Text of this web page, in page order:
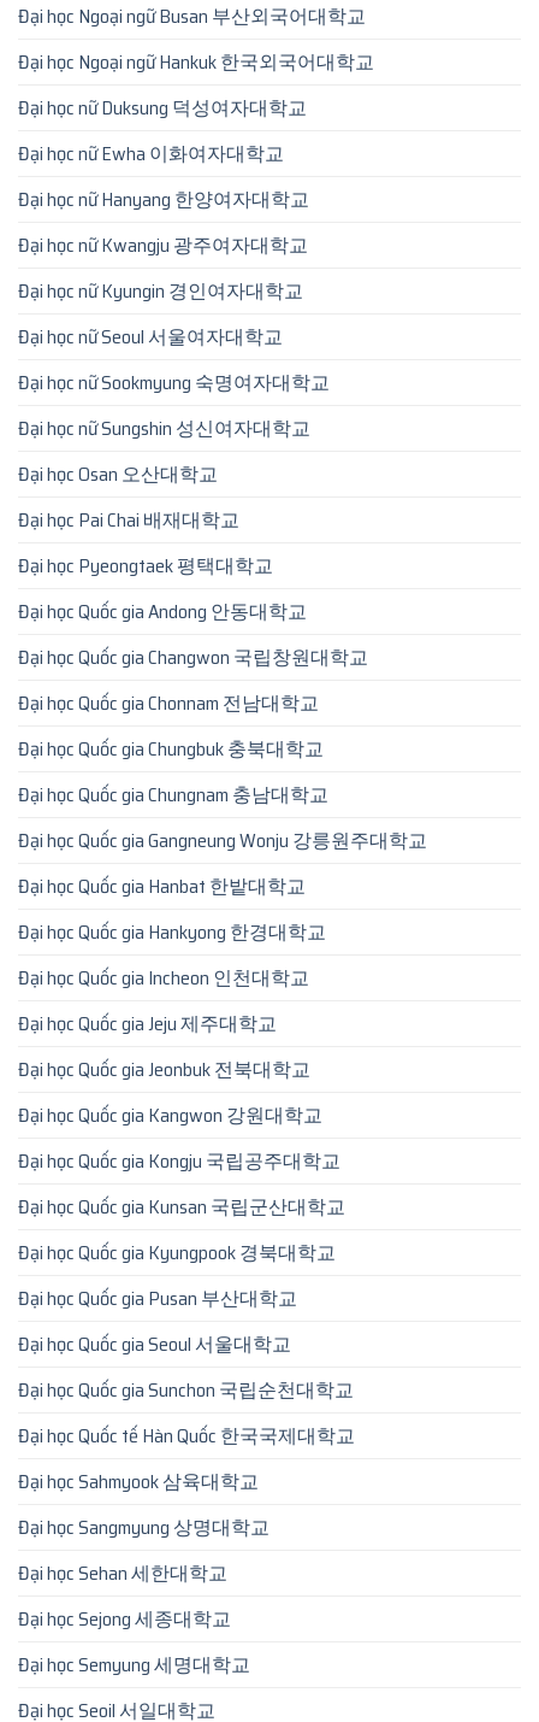
Đại học Ngoại ngữ Busan 부산외국어대학교
Đại học Ngoại ngữ Hankuk 한국외국어대학교
Đại học nữ Duksung 덕성여자대학교
Đại học nữ Ewha 이화여자대학교
Đại học nữ Hanyang 한양여자대학교
Đại học nữ Kwangju 광주여자대학교
Đại học nữ Kyungin 경인여자대학교
Đại học nữ Seoul 서울여자대학교
Đại học nữ Sookmyung 숙명여자대학교
Đại học nữ Sungshin 성신여자대학교
Đại học Osan 오산대학교
Đại học Pai Chai 배재대학교
Đại học Pyeongtaek 평택대학교
Đại học Quốc gia Andong 안동대학교
Đại học Quốc gia Changwon 국립창원대학교
Đại học Quốc gia Chonnam 전남대학교
Đại học Quốc gia Chungbuk 충북대학교
Đại học Quốc gia Chungnam 충남대학교
Đại học Quốc gia Gangneung Wonju 강릉원주대학교
Đại học Quốc gia Hanbat 한밭대학교
Đại học Quốc gia Hankyong 한경대학교
Đại học Quốc gia Incheon 인천대학교
Đại học Quốc gia Jeju 제주대학교
Đại học Quốc gia Jeonbuk 전북대학교
Đại học Quốc gia Kangwon 강원대학교
Đại học Quốc gia Kongju 국립공주대학교
Đại học Quốc gia Kunsan 국립군산대학교
Đại học Quốc gia Kyungpook 경북대학교
Đại học Quốc gia Pusan 부산대학교
Đại học Quốc gia Seoul 서울대학교
Đại học Quốc gia Sunchon 국립순천대학교
Đại học Quốc tế Hàn Quốc 한국국제대학교
Đại học Sahmyook 삼육대학교
Đại học Sangmyung 상명대학교
Đại học Sehan 세한대학교
Đại học Sejong 세종대학교
Đại học Semyung 세명대학교
Đại học Seoil 서일대학교